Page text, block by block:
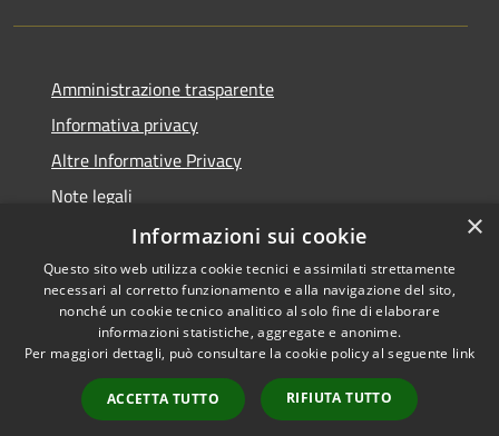
Amministrazione trasparente
Informativa privacy
Altre Informative Privacy
Note legali
Dichiarazione di accessibilità
RSS
Accessibilità
Copyright © 2026 • Comune di
Municipium•
Accesso
redazione
×
Informazioni sui cookie
Questo sito web utilizza cookie tecnici e assimilati strettamente
necessari al corretto funzionamento e alla navigazione del sito,
nonché un cookie tecnico analitico al solo fine di elaborare
informazioni statistiche, aggregate e anonime.
Per maggiori dettagli, può consultare la cookie policy al seguente link
ACCETTA TUTTO RIFIUTA TUTTO